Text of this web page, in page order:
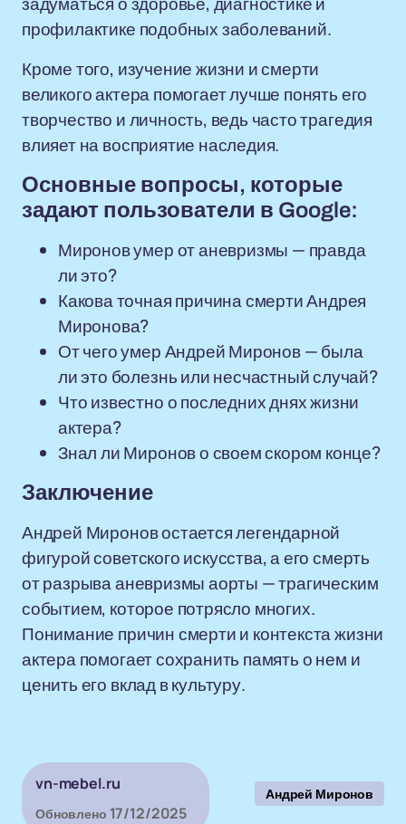
профилактике подобных заболеваний.
Кроме того, изучение жизни и смерти
великого актера помогает лучше понять его
творчество и личность, ведь часто трагедия
влияет на восприятие наследия.
Основные вопросы, которые
задают пользователи в Google:
Миронов умер от аневризмы — правда
ли это?
Какова точная причина смерти Андрея
Миронова?
От чего умер Андрей Миронов — была
ли это болезнь или несчастный случай?
Что известно о последних днях жизни
актера?
Знал ли Миронов о своем скором конце?
Заключение
Андрей Миронов остается легендарной
фигурой советского искусства, а его смерть
от разрыва аневризмы аорты — трагическим
событием, которое потрясло многих.
Понимание причин смерти и контекста жизни
актера помогает сохранить память о нем и
ценить его вклад в культуру.
vn-mebel.ru
Обновлено 17/12/2025
Андрей Миронов